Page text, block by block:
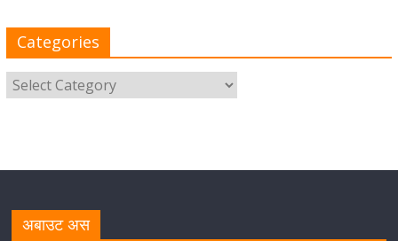
Categories
अबाउट अस